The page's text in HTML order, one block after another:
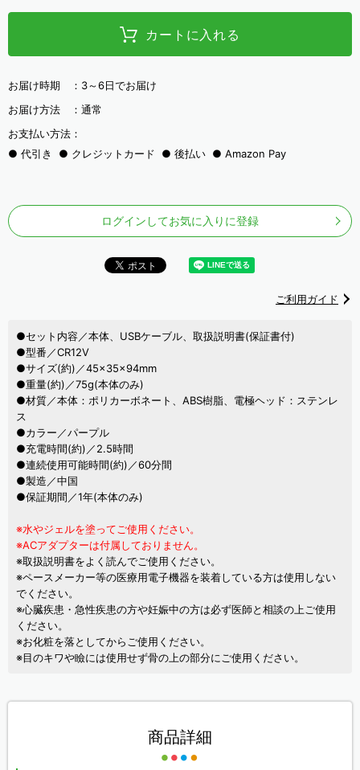
カートに入れる
お届け時期 ： 3～6日でお届け
お届け方法 ： 通常
お支払い方法：
代引き
クレジットカード 後払い Amazon Pay
ログインしてお気に入りに登録
ご利用ガイド
●セット内容／本体、USBケーブル、取扱説明書(保証書付)
●型番／CR12V
●サイズ(約)／45×35×94mm
●重量(約)／75g(本体のみ)
●材質／本体：ポリカーボネート、ABS樹脂、電極ヘッド：ステンレ
ス
●カラー／パープル
●充電時間(約)／2.5時間
●連続使用可能時間(約)／60分間
●製造／中国
●保証期間／1年(本体のみ)
※水やジェルを塗ってご使用ください。
※ACアダプターは付属しておりません。
※取扱説明書をよく読んでご使用ください。
※ペースメーカー等の医療用電子機器を装着している方は使用しない
でください。
※心臓疾患・急性疾患の方や妊娠中の方は必ず医師と相談の上ご使用
ください。
※お化粧を落としてからご使用ください。
※目のキワや瞼には使用せず骨の上の部分にご使用ください。
商品詳細